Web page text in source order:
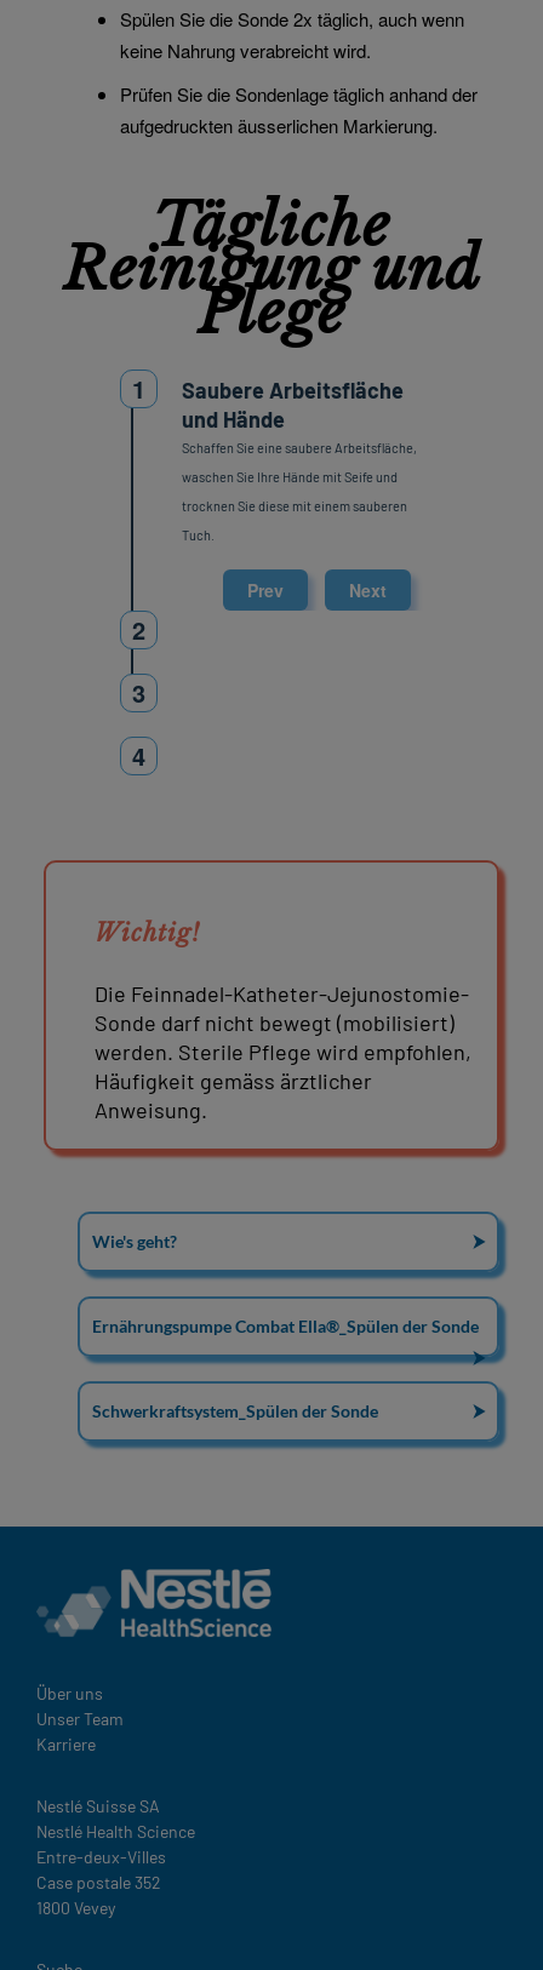
Spülen Sie die Sonde 2x täglich, auch wenn
keine Nahrung verabreicht wird.
Prüfen Sie die Sondenlage täglich anhand der
aufgedruckten äusserlichen Markierung.
Tägliche
Reinigung und
Plege
1
Saubere Arbeitsfläche
und Hände
Schaffen Sie eine saubere Arbeitsfläche,
waschen Sie Ihre Hände mit Seife und
trocknen Sie diese mit einem sauberen
Tuch.
Prev Next
2
3
4
Wichtig!
Die Feinnadel-Katheter-Jejunostomie-
Sonde darf nicht bewegt (mobilisiert)
werden. Sterile Pflege wird empfohlen,
Häufigkeit gemäss ärztlicher
Anweisung.
Wie's geht? ⮞
Ernährungspumpe Combat Ella®_Spülen der Sonde
⮞
Schwerkraftsystem_Spülen der Sonde ⮞
Über uns
Unser Team
Karriere
Nestlé Suisse SA
Nestlé Health Science
Entre-deux-Villes
Case postale 352
1800 Vevey